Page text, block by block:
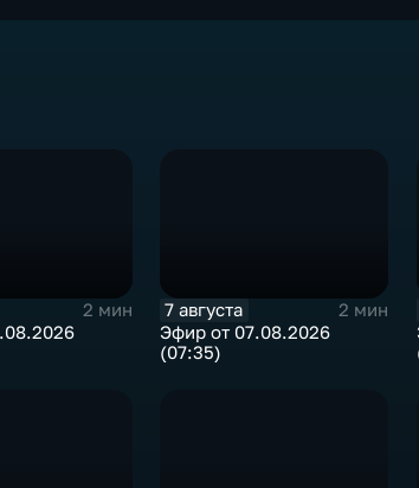
2 мин
7 августа
2 мин
Эфир от 07.08.2026
(07:35)